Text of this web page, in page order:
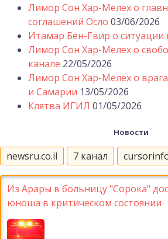
Лимор Сон Хар-Мелех о
соглашений Осло 03/06/2026
Итамар Бен-Гвир о ситуации
Лимор Сон Хар-Мелех о
канале 22/05/2026
Лимор Сон Хар-Мелех о
и Самарии 13/05/2026
Клятва ИГИЛ 01/05/2026
Новости
newsru.co.il 7 канал
Из Арары в больницу "Сорока"
юноша в критическом состоянии